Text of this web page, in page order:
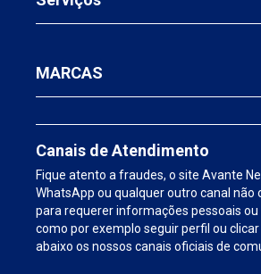
MARCAS
Canais de Atendimento
Fique atento a fraudes, o site Avante
WhatsApp ou qualquer outro canal não
para requerer informações pessoais ou
como por exemplo seguir perfil ou clicar
abaixo os nossos canais oficiais de